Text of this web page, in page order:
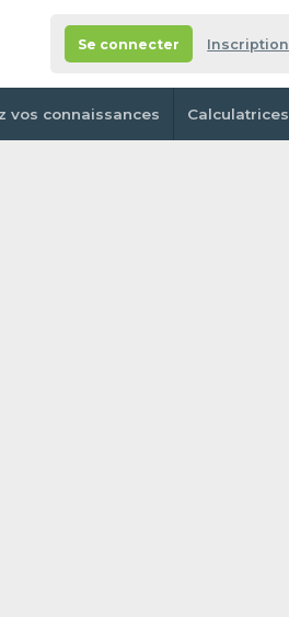
Se connecter Inscription
vos connaissances Calculatrices